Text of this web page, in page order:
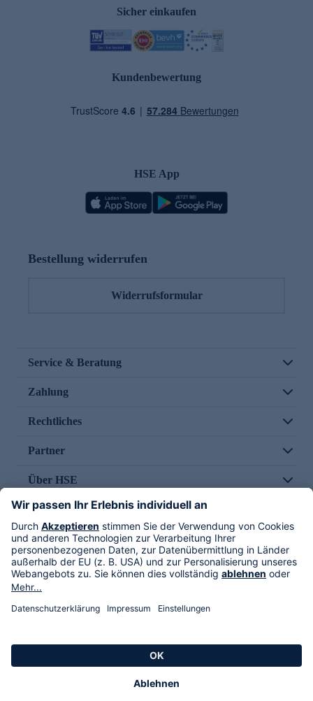
Sicher einkaufen
Kundenbewertung
HSE App
Bestellung widerrufen
Widerrufsformular
Service & Beratung
Zahlung
Rechtliches
Partner
Über HSE
Im TV
HSE International